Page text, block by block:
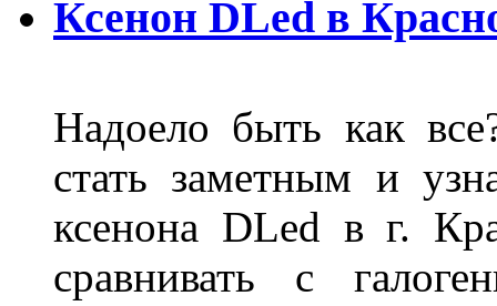
Ксенон DLed в
Надоело быть как
стать заметным и
ксенона DLed в г.
сравнивать с